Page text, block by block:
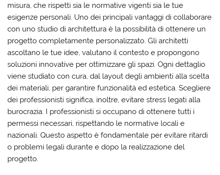
misura, che rispetti sia le normative vigenti sia le tue
esigenze personali. Uno dei principali vantaggi di collaborare
con uno studio di architettura è la possibilità di ottenere un
progetto completamente personalizzato. Gli architetti
ascoltano le tue idee, valutano il contesto e propongono
soluzioni innovative per ottimizzare gli spazi. Ogni dettaglio
viene studiato con cura, dal layout degli ambienti alla scelta
dei materiali, per garantire funzionalità ed estetica. Scegliere
dei professionisti significa, inoltre, evitare stress legati alla
burocrazia. I professionisti si occupano di ottenere tutti i
permessi necessari, rispettando le normative locali e
nazionali. Questo aspetto è fondamentale per evitare ritardi
o problemi legali durante e dopo la realizzazione del
progetto.